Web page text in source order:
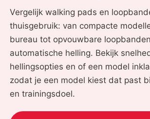
Vergelijk walking pads en
thuisgebruik: van compacte
bureau tot opvouwbare
automatische helling. Bekijk
hellingsopties en of een model
zodat je een model kiest dat past
en trainingsdoel.